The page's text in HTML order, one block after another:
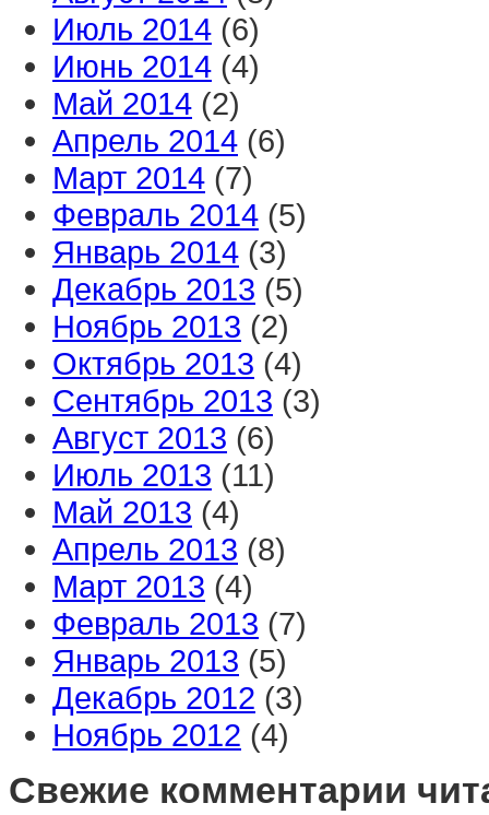
Июль 2014 (6)
Июнь 2014 (4)
Май 2014 (2)
Апрель 2014 (6)
Март 2014 (7)
Февраль 2014 (5)
Январь 2014 (3)
Декабрь 2013 (5)
Ноябрь 2013 (2)
Октябрь 2013 (4)
Сентябрь 2013 (3)
Август 2013 (6)
Июль 2013 (11)
Май 2013 (4)
Апрель 2013 (8)
Март 2013 (4)
Февраль 2013 (7)
Январь 2013 (5)
Декабрь 2012 (3)
Ноябрь 2012 (4)
Свежие комментарии